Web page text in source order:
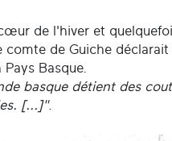
cœur de l'hiver et
comte de Guiche
Basque.
basque détient des
[...]".